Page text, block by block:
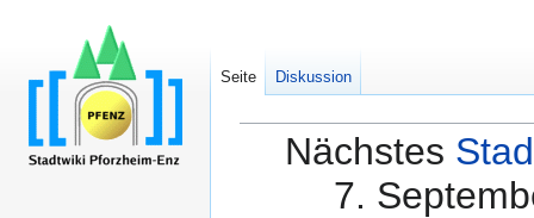
Nächstes
7.
Seite Diskussion